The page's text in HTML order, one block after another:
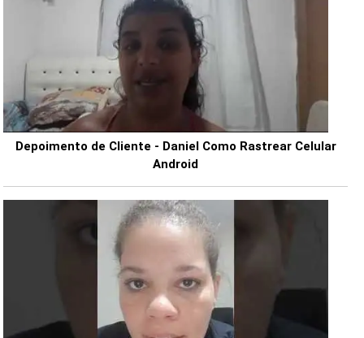
Depoimento de Cliente - Daniel Como Rastrear Celular
Android